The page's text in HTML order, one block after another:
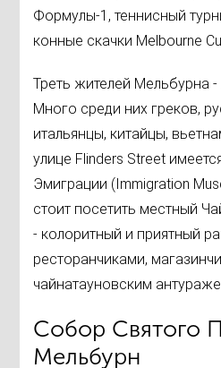
Формулы-1, теннисный
конные скачки Melbourne
Треть жителей Мельбурна -
Много среди них греков,
итальянцы, китайцы,
улице Flinders Street
Эмиграции (Immigration
стоит посетить местный
- колоритный и приятный
ресторанчиками,
чайнатауновским
Собор Святого
Мельбурн